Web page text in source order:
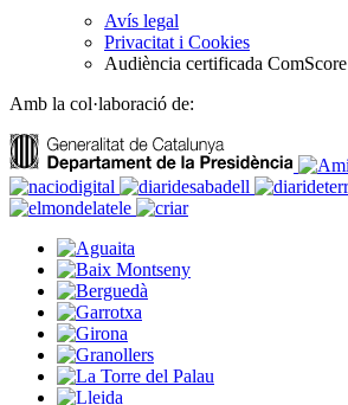
Avís legal
Privacitat i Cookies
Audiència certificada ComScore
Amb la col·laboració de: